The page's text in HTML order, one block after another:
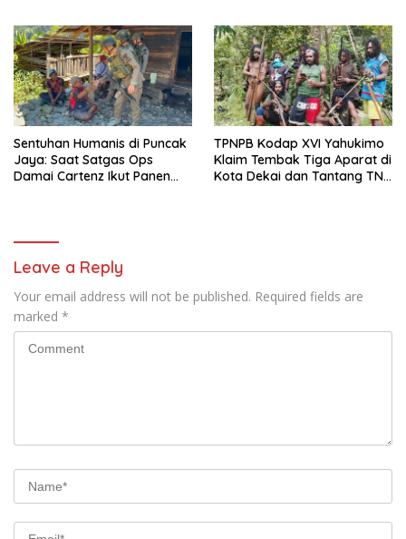
Sentuhan Humanis di Puncak
Jaya: Saat Satgas Ops
Damai Cartenz Ikut Panen
TPNPB Kodap XVI Yahukimo
Klaim Tembak Tiga Aparat di
Kota Dekai dan Tantang TNI-
Leave a Reply
Your email address will not be published. Required fields are
marked *